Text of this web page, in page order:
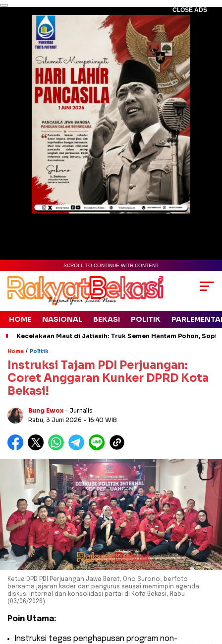
CLOSE ADS
SCROLL TO CONTINUE WITH CONTENT
HOME NASIONAL BEKASI POLITIK
Kecelakaan Maut di Jatiasih: Truk Semen Hantam Pohon,
Home / Politik
Instruksi Tajam PDI Perjuangan:
Coret Anggaran Kunker DPRD Kota
Bekasi!
Bung Ewox - Jurnalis
Rabu, 3 Juni 2026 - 16:40 WIB
Ketua DPD PDI Perjuangan Jawa Barat, Ono Surono, berfoto
bersama jajaran kader dan pengurus seusai memimpin agenda
diskusi internal dan konsolidasi partai di Kota Bekasi, Rabu
(03/06/2026).
Poin Utama:
​Instruksi tegas penghapusan program non-